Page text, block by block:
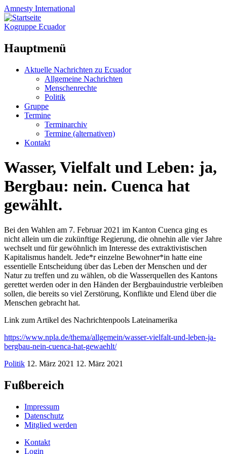
Amnesty International
Kogruppe Ecuador
Hauptmenü
Zum
Aktuelle Nachrichten zu Ecuador
Allgemeine Nachrichten
Menschenrechte
Politik
Gruppe
Termine
Terminarchiv
Termine (alternativen)
Kontakt
Wasser, Vielfalt und Leben: ja,
Bergbau: nein. Cuenca hat
gewählt.
Bei den Wahlen am 7. Februar 2021 im Kanton Cuenca ging es
nicht allein um die zukünftige Regierung, die ohnehin alle vier Jahre
wechselt und für gewöhnlich im Interesse des extraktivistischen
Kapitalismus handelt. Jede*r einzelne Bewohner*in hatte eine
essentielle Entscheidung über das Leben der Menschen und der
Natur zu treffen und zu wählen, ob die Wasserquellen des Kantons
gerettet werden oder in den Händen der Bergbauindustrie verbleiben
sollen, die bereits so viel Zerstörung, Konflikte und Elend über die
Menschen gebracht hat.
Link zum Artikel des Nachrichtenpools Lateinamerika
https://www.npla.de/thema/allgemein/wasser-vielfalt-und-leben-ja-
bergbau-nein-cuenca-hat-gewaehlt/
Politik 12. März 2021 12. März 2021
Fußbereich
Impressum
Datenschutz
Mitglied werden
Kontakt
Login